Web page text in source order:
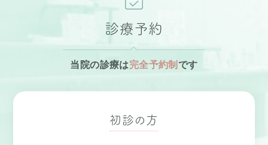
診療予約
当院の診療は完全予約制 です
初診の方